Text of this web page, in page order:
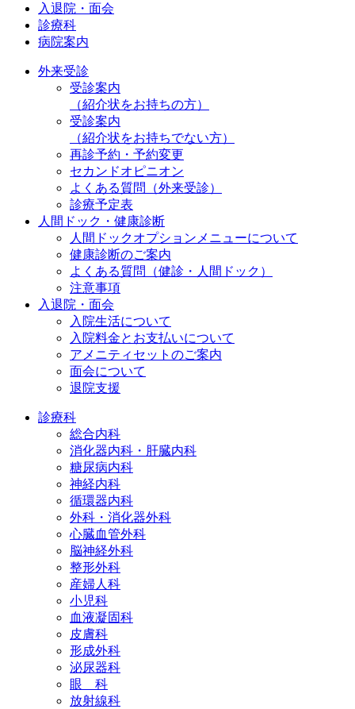
入退院・面会
診療科
病院案内
外来受診
受診案内
（紹介状をお持ちの方）
受診案内
（紹介状をお持ちでない方）
再診予約・予約変更
セカンドオピニオン
よくある質問（外来受診）
診療予定表
人間ドック・健康診断
人間ドックオプションメニューについて
健康診断のご案内
よくある質問（健診・人間ドック）
注意事項
入退院・面会
入院生活について
入院料金とお支払いについて
アメニティセットのご案内
面会について
退院支援
診療科
総合内科
消化器内科・肝臓内科
糖尿病内科
神経内科
循環器内科
外科・消化器外科
心臓血管外科
脳神経外科
整形外科
産婦人科
小児科
血液凝固科
皮膚科
形成外科
泌尿器科
眼 科
放射線科